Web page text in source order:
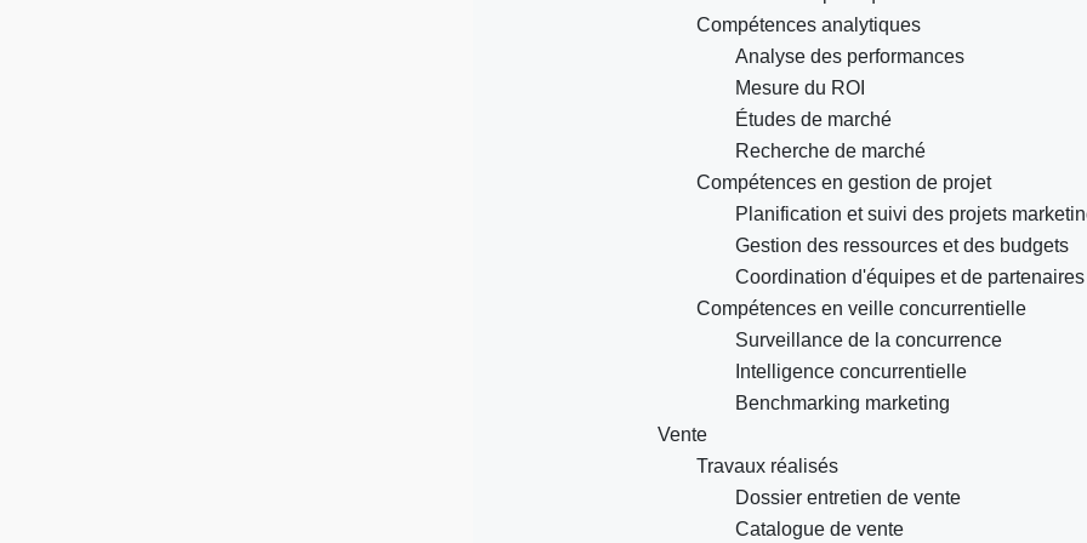
Compétences analytiques
Analyse des performances
Mesure du ROI
Études de marché
Recherche de marché
Compétences en gestion de projet
Planification et suivi des projets
Gestion des ressources et des budgets
Coordination d'équipes et de partenaires
Compétences en veille concurrentielle
Surveillance de la concurrence
Intelligence concurrentielle
Benchmarking marketing
Vente
Travaux réalisés
Dossier entretien de vente
Catalogue de vente